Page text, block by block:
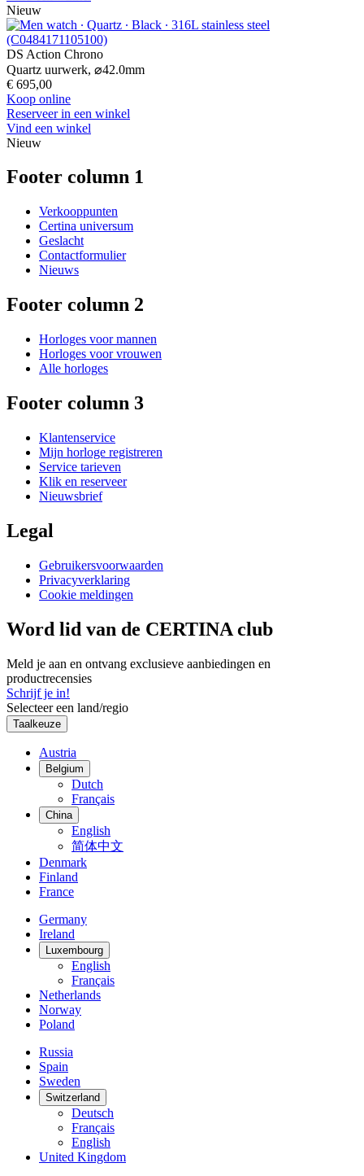
Nieuw
DS Action Chrono
Quartz uurwerk, ⌀42.0mm
€ 695,00
Koop online
Reserveer in een winkel
Vind een winkel
Nieuw
Footer column 1
Verkooppunten
Certina universum
Geslacht
Contactformulier
Nieuws
Footer column 2
Horloges voor mannen
Horloges voor vrouwen
Alle horloges
Footer column 3
Klantenservice
Mijn horloge registreren
Service tarieven
Klik en reserveer
Nieuwsbrief
Legal
Gebruikersvoorwaarden
Privacyverklaring
Cookie meldingen
Word lid van de CERTINA club
Meld je aan en ontvang exclusieve aanbiedingen en
productrecensies
Schrijf je in!
Selecteer een land/regio
Taalkeuze
Austria
Belgium
Dutch
Français
China
English
简体中文
Denmark
Finland
France
Germany
Ireland
Luxembourg
English
Français
Netherlands
Norway
Poland
Russia
Spain
Sweden
Switzerland
Deutsch
Français
English
United Kingdom